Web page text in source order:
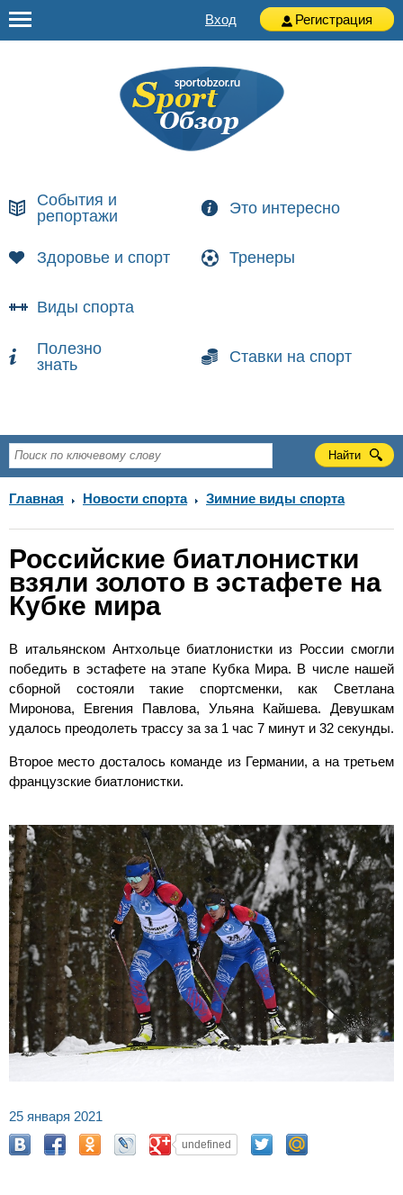
Вход Регистрация
События и
репортажи
Это интересно
Здоровье и спорт Тренеры
Виды спорта
Полезно
знать
Ставки на спорт
Главная Новости спорта Зимние виды спорта
Российские биатлонистки
взяли золото в эстафете на
Кубке мира
В итальянском Антхольце биатлонистки из России смогли
победить в эстафете на этапе Кубка Мира. В числе нашей
сборной состояли такие спортсменки, как Светлана
Миронова, Евгения Павлова, Ульяна Кайшева. Девушкам
удалось преодолеть трассу за за 1 час 7 минут и 32 секунды.
Второе место досталось команде из Германии, а на третьем
французские биатлонистки.
25 января 2021
undefined